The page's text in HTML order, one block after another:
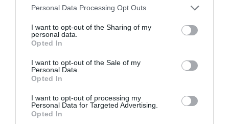
Personal Data Processing Opt Outs
I want to opt-out of the Sharing of my
personal data.
Opted In
I want to opt-out of the Sale of my
Personal Data.
Opted In
I want to opt-out of processing my
Personal Data for Targeted Advertising.
Opted In
LAISSER UN COMMENTAIRE
FAIRE UN DON
Soutenez Air Journal participez
à son
développement !